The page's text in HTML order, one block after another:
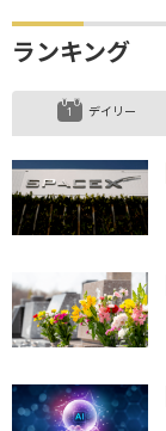
ランキング
デイリー